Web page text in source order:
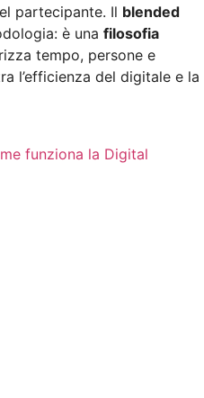
partecipante. Il blended
è una filosofia
tempo, persone e
l’efficienza del digitale e la